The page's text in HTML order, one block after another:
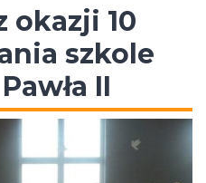
okazji 10
szkole
II